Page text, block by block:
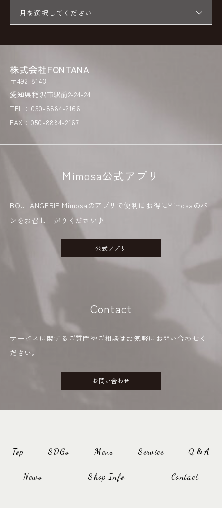
月を選択してください
株式会社FONTANA
〒492-8143
愛知県稲沢市駅前2-24-24
TEL：050-8884-2166
FAX：050-8884-2167
Mimosa公式アプリ
BOULANGERIE Mimosaのアプリで便利にお得にMimosaのパ
ンをお召し上がりください♪
公式アプリ
Contact
サービスに関するご質問やご相談はお気軽にお問い合わせく
ださい。
お問い合わせ
Top SDGs Menu Service Q＆A
News Shop Info Contact